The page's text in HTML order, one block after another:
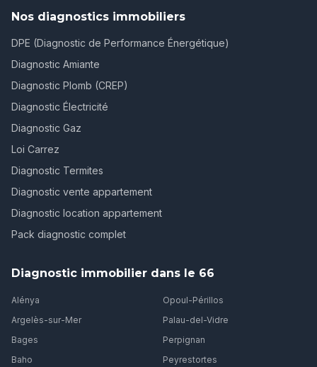
Nos diagnostics immobiliers
DPE (Diagnostic de Performance Énergétique)
Diagnostic Amiante
Diagnostic Plomb (CREP)
Diagnostic Électricité
Diagnostic Gaz
Loi Carrez
Diagnostic Termites
Diagnostic vente appartement
Diagnostic location appartement
Pack diagnostic complet
Diagnostic immobilier dans le 66
Alénya
Argelès-sur-Mer
Bages
Baho
Opoul-Périllos
Palau-del-Vidre
Perpignan
Peyrestortes